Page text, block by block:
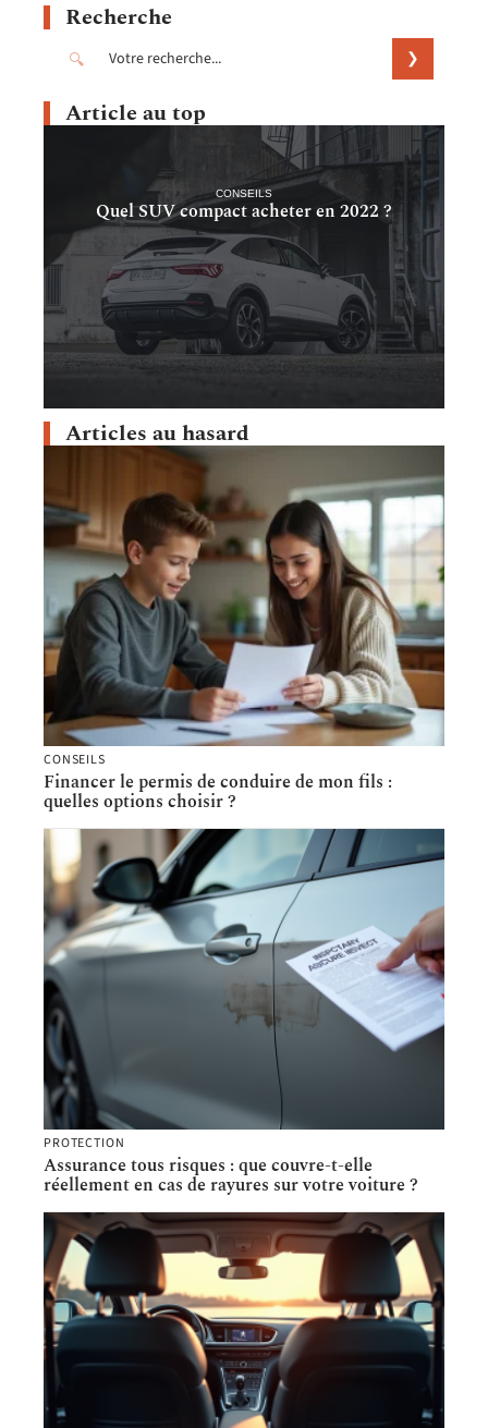
Recherche
Article au top
CONSEILS
Quel SUV compact acheter en 2022 ?
Articles au hasard
CONSEILS
Financer le permis de conduire de mon fils :
quelles options choisir ?
PROTECTION
Assurance tous risques : que couvre-t-elle
réellement en cas de rayures sur votre voiture ?